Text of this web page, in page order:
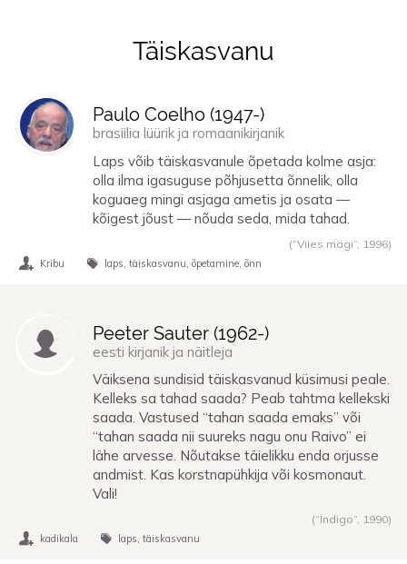
Tsitaadid teemaltäiskasvanu
Täiskasvanu
Paulo Coelho (1947-)
brasiilia lüürik ja romaanikirjanik
Laps võib täiskasvanule õpetada kolme asja:
olla ilma igasuguse põhjusetta õnnelik, olla
koguaeg mingi asjaga ametis ja osata —
kõigest jõust — nõuda seda, mida tahad.
(“Viies mägi”, 1996)
Kribu laps täiskasvanu õpetamine õnn
Peeter Sauter (1962-)
eesti kirjanik ja näitleja
Väiksena sundisid täiskasvanud küsimusi peale.
Kelleks sa tahad saada? Peab tahtma kellekski
saada. Vastused “tahan saada emaks” või
“tahan saada nii suureks nagu onu Raivo” ei
lähe arvesse. Nõutakse täielikku enda orjusse
andmist. Kas korstnapühkija või kosmonaut.
Vali!
(“Indigo”, 1990)
kadikala laps täiskasvanu